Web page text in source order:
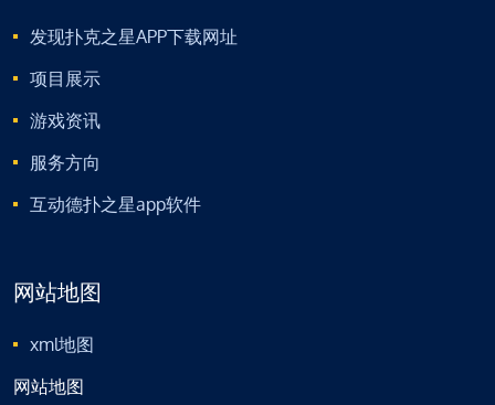
发现扑克之星APP下载网址
项目展示
游戏资讯
服务方向
互动德扑之星app软件
网站地图
xml地图
网站地图